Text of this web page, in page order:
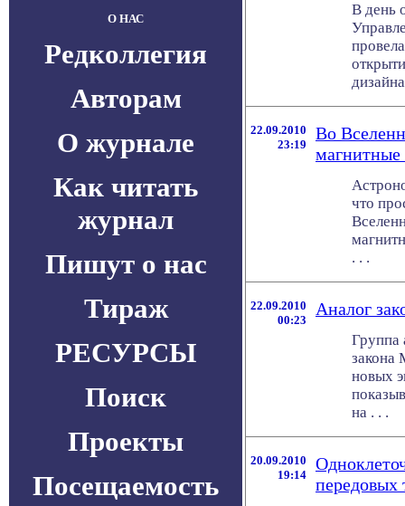
О НАС
Редколлегия
Авторам
О журнале
Как читать
журнал
Пишут о нас
Тираж
РЕСУРСЫ
Поиск
Проекты
Посещаемость
В день
22.09.2010
23:19
Во
магнитные
что
. . .
22.09.2010
00:23
Аналог
Группа
закона
новых
на . . .
20.09.2010
19:14
передовых